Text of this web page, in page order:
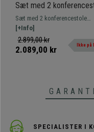
Sæt med 2
GOLIAT STOF,
Bredt Polstring og
Design, Lysebrun Farve
Sæt med 2 konferencestole
GOLIAT. Komfortabelt sæde og
ryglæn med høj polstring,
betrukket med syntetisk
[+Info]
2.899,00 kr
2.089,00 kr Ikke
SPECIALISTER I